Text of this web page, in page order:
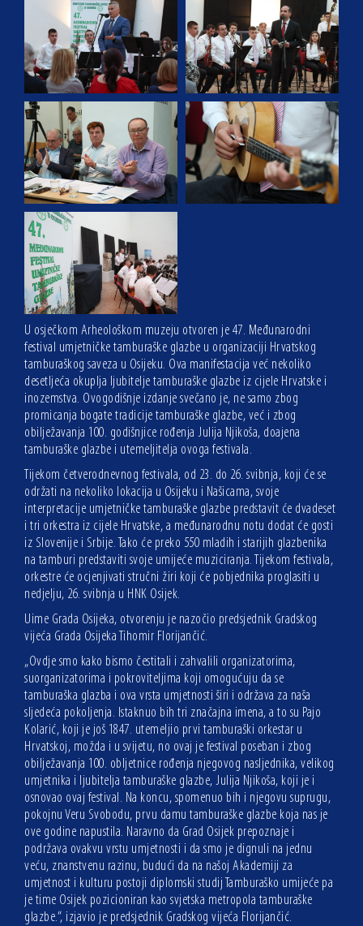
U osječkom Arheološkom muzeju otvoren je 47. Međunarodni
festival umjetničke tamburaške glazbe u organizaciji Hrvatskog
tamburaškog saveza u Osijeku. Ova manifestacija već nekoliko
desetljeća okuplja ljubitelje tamburaške glazbe iz cijele Hrvatske i
inozemstva. Ovogodišnje izdanje svečano je, ne samo zbog
promicanja bogate tradicije tamburaške glazbe, već i zbog
obilježavanja 100. godišnjice rođenja Julija Njikoša, doajena
tamburaške glazbe i utemeljitelja ovoga festivala.
Tijekom četverodnevnog festivala, od 23. do 26. svibnja, koji će se
održati na nekoliko lokacija u Osijeku i Našicama, svoje
interpretacije umjetničke tamburaške glazbe predstavit će dvadeset
i tri orkestra iz cijele Hrvatske, a međunarodnu notu dodat će gosti
iz Slovenije i Srbije. Tako će preko 550 mladih i starijih glazbenika
na tamburi predstaviti svoje umijeće muziciranja. Tijekom festivala,
orkestre će ocjenjivati stručni žiri koji će pobjednika proglasiti u
nedjelju, 26. svibnja u HNK Osijek.
Uime Grada Osijeka, otvorenju je nazočio predsjednik Gradskog
vijeća Grada Osijeka Tihomir Florijančić.
„Ovdje smo kako bismo čestitali i zahvalili organizatorima,
suorganizatorima i pokroviteljima koji omogućuju da se
tamburaška glazba i ova vrsta umjetnosti širi i održava za naša
sljedeća pokoljenja. Istaknuo bih tri značajna imena, a to su Pajo
Kolarić, koji je još 1847. utemeljio prvi tamburaški orkestar u
Hrvatskoj, možda i u svijetu, no ovaj je festival poseban i zbog
obilježavanja 100. obljetnice rođenja njegovog nasljednika, velikog
umjetnika i ljubitelja tamburaške glazbe, Julija Njikoša, koji je i
osnovao ovaj festival. Na koncu, spomenuo bih i njegovu suprugu,
pokojnu Veru Svobodu, prvu damu tamburaške glazbe koja nas je
ove godine napustila. Naravno da Grad Osijek prepoznaje i
podržava ovakvu vrstu umjetnosti i da smo je dignuli na jednu
veću, znanstvenu razinu, budući da na našoj Akademiji za
umjetnost i kulturu postoji diplomski studij Tamburaško umijeće pa
je time Osijek pozicioniran kao svjetska metropola tamburaške
glazbe.“, izjavio je predsjednik Gradskog vijeća Florijančić.